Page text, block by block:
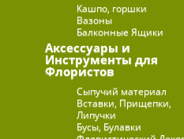
Кашпо, горшки
Вазоны
Балконные Ящики
Аксессуары и
Инструменты для
Флористов
Сыпучий материал
Вставки, Прищепки,
Липучки
Бусы, Булавки